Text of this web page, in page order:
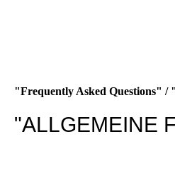
"Frequently Asked Questions" /
"ALLGEMEINE